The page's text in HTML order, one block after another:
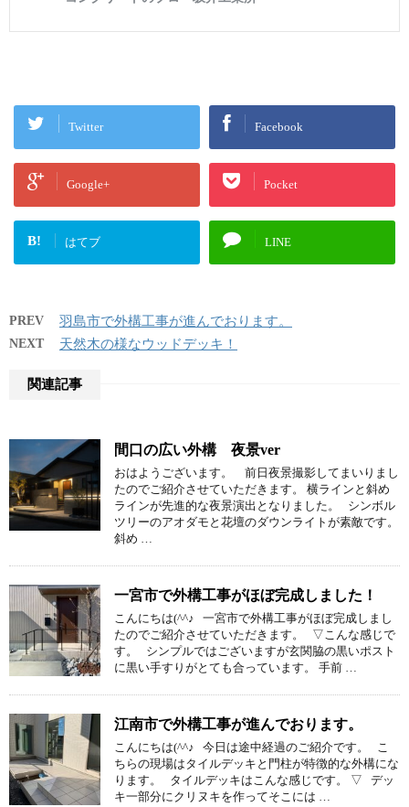
Twitter Facebook
Google+ Pocket
B! はてブ LINE
PREV 羽島市で外構工事が進んでおります。
NEXT 天然木の様なウッドデッキ！
関連記事
間口の広い外構 夜景ver
おはようございます。 前日夜景撮影してまいりまし
たのでご紹介させていただきます。 横ラインと斜め
ラインが先進的な夜景演出となりました。 シンボル
ツリーのアオダモと花壇のダウンライトが素敵です。
斜め …
一宮市で外構工事がほぼ完成しました！
こんにちは(^^♪ 一宮市で外構工事がほぼ完成しまし
たのでご紹介させていただきます。 ▽こんな感じで
す。 シンプルではございますが玄関脇の黒いポスト
に黒い手すりがとても合っています。 手前 …
江南市で外構工事が進んでおります。
こんにちは(^^♪ 今日は途中経過のご紹介です。 こ
ちらの現場はタイルデッキと門柱が特徴的な外構にな
ります。 タイルデッキはこんな感じです。 ▽ デッ
キ一部分にクリヌキを作ってそこには …